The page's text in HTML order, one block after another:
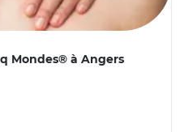
Mondes® à Angers